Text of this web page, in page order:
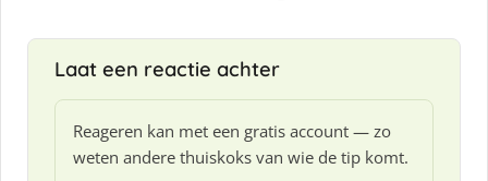
Laat een reactie achter
Reageren kan met een gratis account — zo
weten andere thuiskoks van wie de tip komt.